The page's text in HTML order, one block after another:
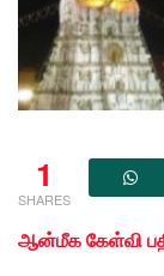
1
SHARES
ஆன்மீக கேள்வி